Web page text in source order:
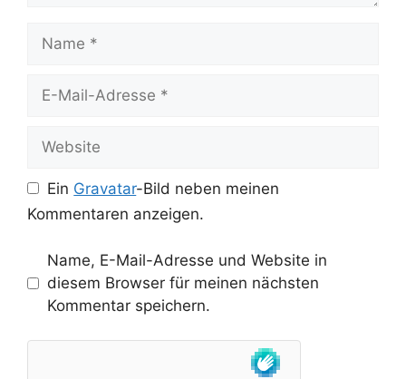
Name
Website
Ein Gravatar-Bild neben meinen
Kommentaren anzeigen.
Name, E-Mail-Adresse und Website in
diesem Browser für meinen nächsten
Kommentar speichern.